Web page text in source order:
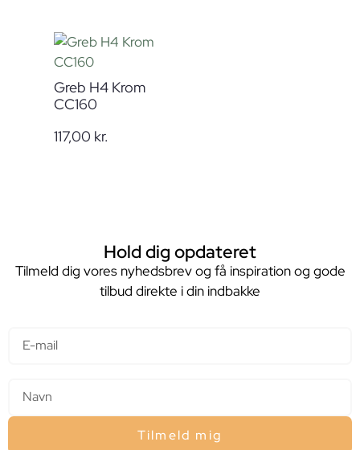
Greb H4 Krom
CC160
117,00 kr.
Hold dig opdateret
Tilmeld dig vores nyhedsbrev og få inspiration og gode
tilbud direkte i din indbakke
Tilmeld mig